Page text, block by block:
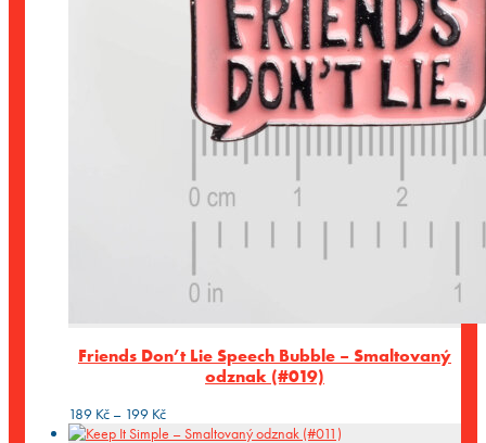
Friends Don’t Lie Speech Bubble – Smaltovaný
odznak (#019)
189 Kč – 199 KčRozpětí
cen: